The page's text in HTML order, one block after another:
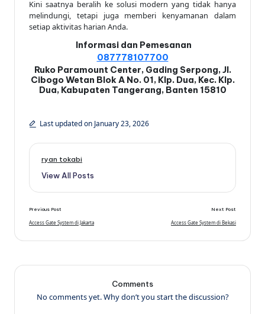
Kini saatnya beralih ke solusi modern yang tidak hanya
melindungi, tetapi juga memberi kenyamanan dalam
setiap aktivitas harian Anda.
Informasi dan Pemesanan
087778107700
Ruko Paramount Center, Gading Serpong, Jl.
Cibogo Wetan Blok A No. 01, Klp. Dua, Kec. Klp.
Dua, Kabupaten Tangerang, Banten 15810
Last updated on January 23, 2026
ryan tokabi
View All Posts
Post
navigation
Previous Post
Access Gate System di Jakarta
Next Post
Access Gate System di Bekasi
Comments
No comments yet. Why don’t you start the discussion?